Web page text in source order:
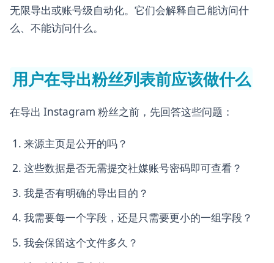
无限导出或账号级自动化。它们会解释自己能访问什
么、不能访问什么。
用户在导出粉丝列表前应该做什么
在导出 Instagram 粉丝之前，先回答这些问题：
来源主页是公开的吗？
这些数据是否无需提交社媒账号密码即可查看？
我是否有明确的导出目的？
我需要每一个字段，还是只需要更小的一组字段？
我会保留这个文件多久？